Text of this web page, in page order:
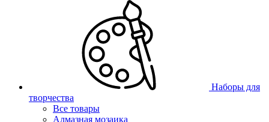
Наборы для
творчества
Все товары
Алмазная мозаика